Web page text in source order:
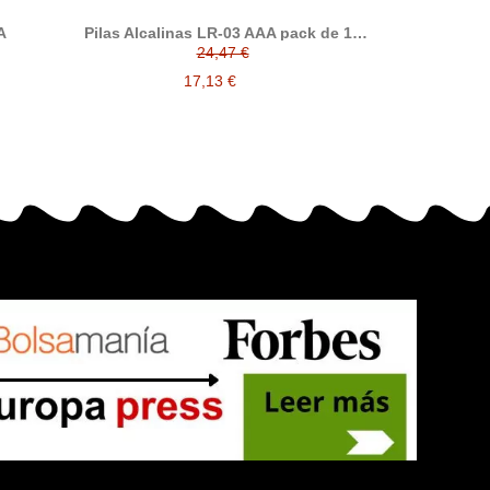
de 12
Pilas Alcalinas LR-06 AA
2,03 €
1,42 €